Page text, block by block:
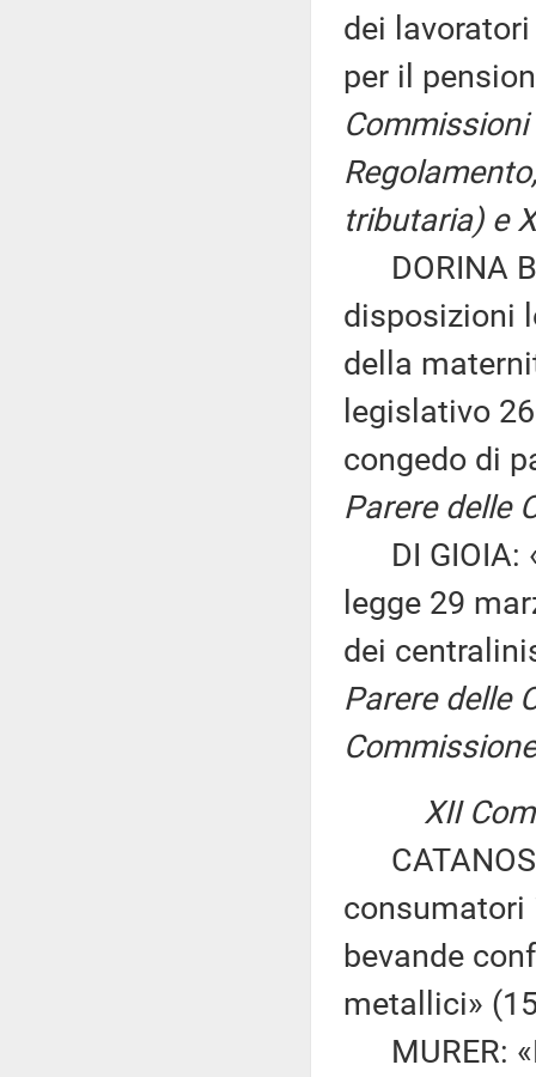
dei
per il
Commissioni
tributaria) e
DORINA
disposizioni
della
legislativo
congedo di
Parere delle
DI GIOIA:
legge 29
dei
Parere delle
XII
consumatori
bevande
metallici»
MURER: